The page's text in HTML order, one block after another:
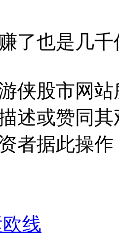
了也是几
侠股市网
述或赞同
者据此操
线